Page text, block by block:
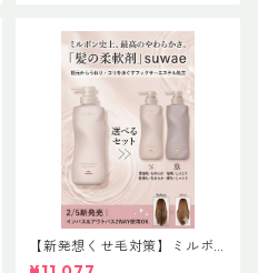
【新発想くせ毛対策】ミルボ
ン 新ブランド「suwae（スワ